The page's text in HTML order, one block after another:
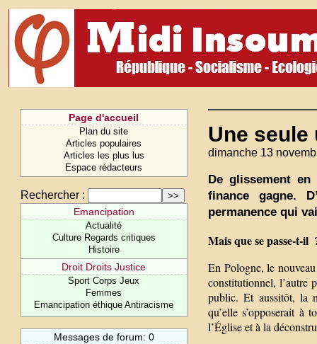
Page d'accueil
Plan du site
Articles populaires
Articles les plus lus
Espace rédacteurs
Rechercher :
Emancipation
Actualité
Culture Regards critiques
Histoire
Droit Droits Justice
Sport Corps Jeux
Femmes
Emancipation éthique Antiracisme
Messages de forum: 0
Une
dimanche 13
De glissement
finance gagne.
permanence qui
Mais que se passe-t-il
En Pologne, le
constitutionnel, l’autre
public. Et aussitôt, la
qu’elle s’opposerait
l’Église et à la